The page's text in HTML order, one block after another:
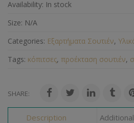
Availability: In stock
Size: N/A
Categories: Εξαρτήματα Σουτιέν,
Tags: κόπιτσες, προέκταση σουτιέν,
SHARE:
Description